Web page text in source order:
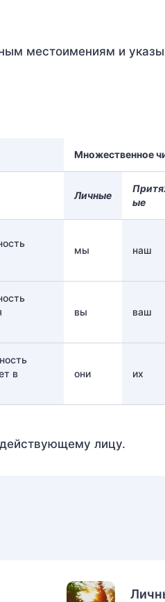
местоимениям и
Множественное
Личные
ые
мы наш
вы ваш
в
они их
лицу.